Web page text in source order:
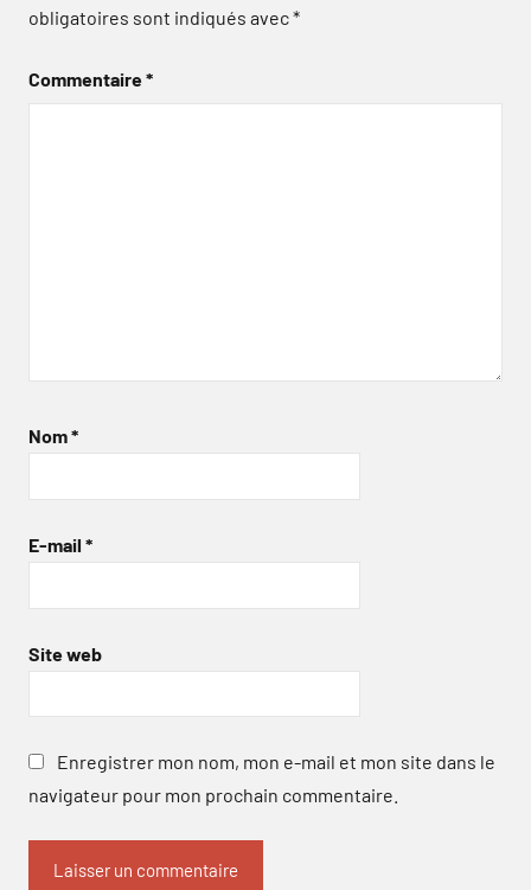
obligatoires sont indiqués avec*
Commentaire*
Nom*
E-mail *
Site web
Enregistrer mon nom, mon e-mail et mon site dans le
navigateur pour mon prochain commentaire.